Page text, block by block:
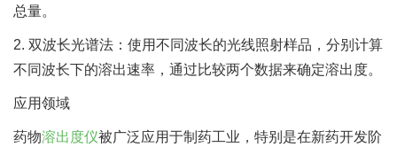
总量。
2. 双波长光谱法：使用不同波长的光线照射样品，分别计算
不同波长下的溶出速率，通过比较两个数据来确定溶出度。
应用领域
药物溶出度仪被广泛应用于制药工业，特别是在新药开发阶